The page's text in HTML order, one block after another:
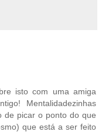
isto com uma amiga
Mentalidadezinhas
de picar o ponto do que
que está a ser feito